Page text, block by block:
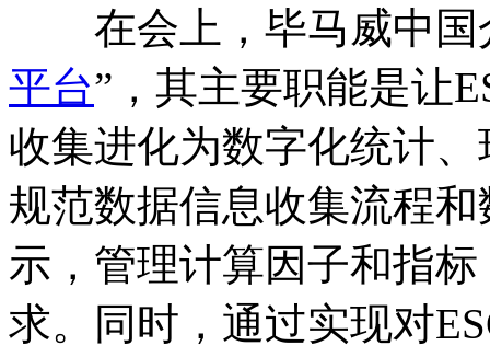
在会上，毕马威中国
平台”，其主要职能是让
收集进化为数字化统计
规范数据信息收集流程
示，管理计算因子和指
求。同时，通过实现对